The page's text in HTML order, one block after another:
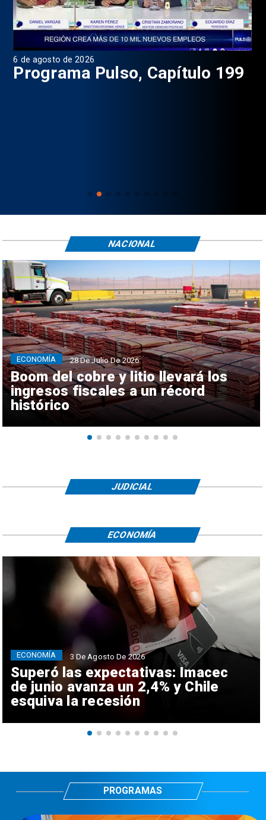
6 de agosto de 2026
Programa Pulso, Capítulo 199
Boom del cobre y litio llevará los
ingresos fiscales a un récord
histórico
ECONOMÍA 28 De Julio De 2026
NACIONAL
JUDICIAL
Superó las expectativas: Imacec
de junio avanza un 2,4% y Chile
esquiva la recesión
ECONOMÍA 3 De Agosto De 2026
ECONOMÍA
PROGRAMAS